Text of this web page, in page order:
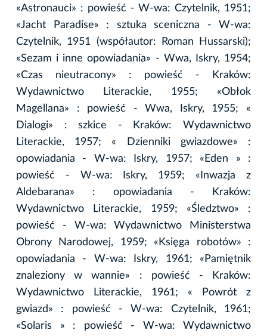
«Astronauci» : powieść - W-wa: Czytelnik, 1951;
«Jacht Paradise» : sztuka sceniczna - W-wa:
Czytelnik, 1951 (współautor: Roman Hussarski);
«Sezam i inne opowiadania» - Wwa, Iskry, 1954;
«Czas nieutracony» : powieść - Kraków:
Wydawnictwo Literackie, 1955; «Obłok
Magellana» : powieść - Wwa, Iskry, 1955; «
Dialogi» : szkice - Kraków: Wydawnictwo
Literackie, 1957; « Dzienniki gwiazdowe» :
opowiadania - W-wa: Iskry, 1957; «Eden » :
powieść - W-wa: Iskry, 1959; «Inwazja z
Aldebarana» : opowiadania - Kraków:
Wydawnictwo Literackie, 1959; «Śledztwo» :
powieść - W-wa: Wydawnictwo Ministerstwa
Obrony Narodowej, 1959; «Księga robotów» :
opowiadania - W-wa: Iskry, 1961; «Pamiętnik
znaleziony w wannie» : powieść - Kraków:
Wydawnictwo Literackie, 1961; « Powrót z
gwiazd» : powieść - W-wa: Czytelnik, 1961;
«Solaris » : powieść - W-wa: Wydawnictwo